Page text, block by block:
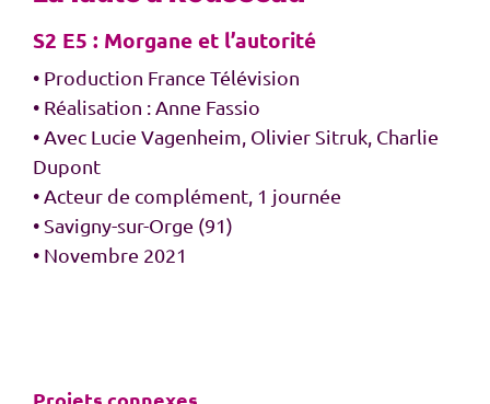
S2 E5 : Morgane et l’autorité
• Production France Télévision
• Réalisation : Anne Fassio
• Avec Lucie Vagenheim, Olivier Sitruk, Charlie
Dupont
• Acteur de complément, 1 journée
• Savigny-sur-Orge (91)
• Novembre 2021